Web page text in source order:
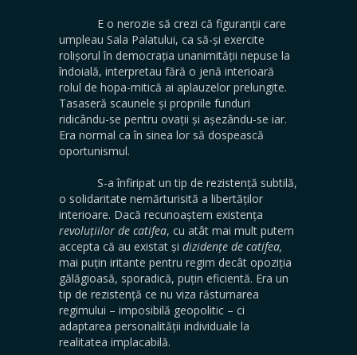
E o nerozie să crezi că figuranții care
umpleau Sala Palatului, ca să-și exercite
rolișorul în democrația unanimității nepuse la
îndoială, interpretau fără o jenă interioară
rolul de hopa-mitică ai aplauzelor prelungite.
Tasaseră scaunele și propriile funduri
ridicându-se pentru ovații și așezându-se iar.
Era normal ca în sinea lor să dospească
oportunismul.
S-a înfiripat un tip de rezistență subtilă,
o solidaritate nemărturisită a libertăților
interioare. Dacă recunoaștem existența
revoluțiilor de catifea, cu atât mai mult putem
accepta că au existat și dizidențe de catifea,
mai puțin iritante pentru regim decât opoziția
gălăgioasă, sporadică, puțin eficientă. Era un
tip de rezistență ce nu viza răsturnarea
regimului – imposibilă geopolitic – ci
adaptarea personalității individuale la
realitatea implacabilă.